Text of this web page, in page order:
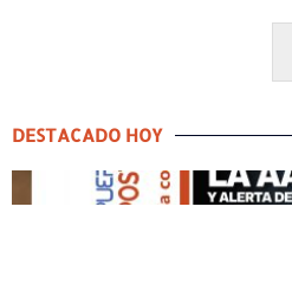
DESTACADO HOY